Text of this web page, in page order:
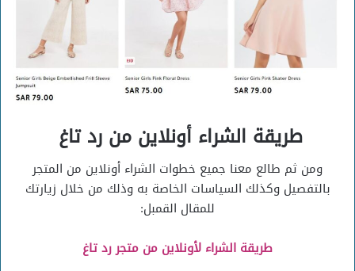
طريقة الشراء أونلاين من رد تاغ
ومن ثم طالع معنا جميع خطوات الشراء أونلاين من المتجر
بالتفصيل وكذلك السياسات الخاصة به وذلك من خلال زيارتك
للمقال القمبل:
طريقة الشراء لأونلاين من متجر رد تاغ